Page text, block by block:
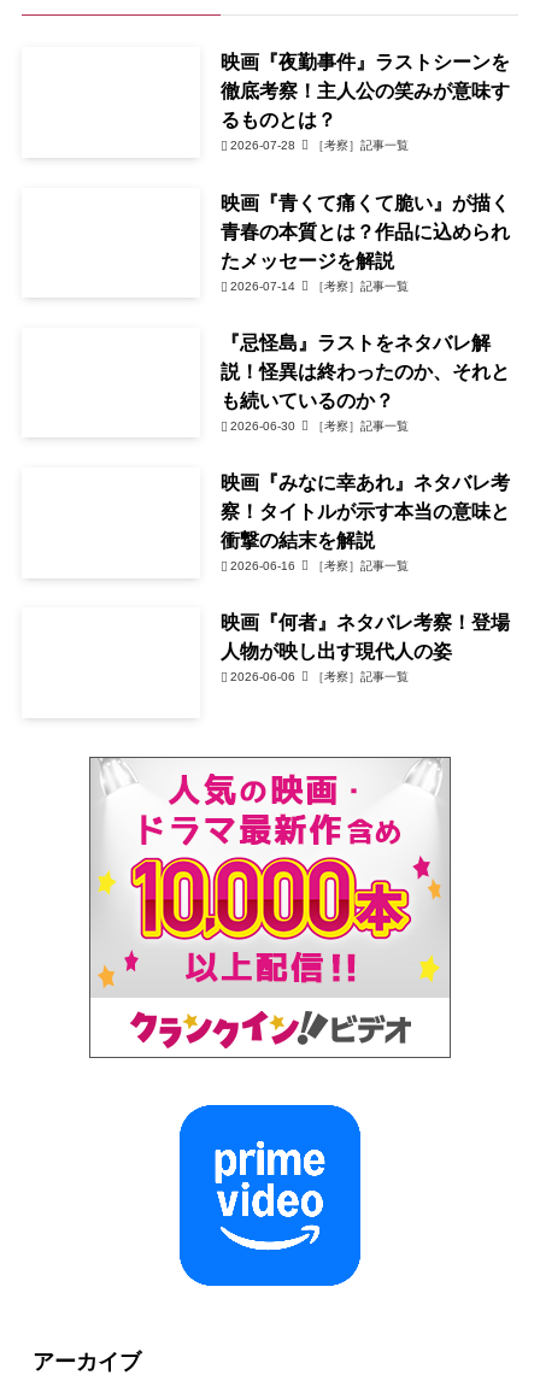
映画『夜勤事件』ラストシーンを
徹底考察！主人公の笑みが意味す
るものとは？
2026-07-28 ［考察］記事一覧
映画『青くて痛くて脆い』が描く
青春の本質とは？作品に込められ
たメッセージを解説
2026-07-14 ［考察］記事一覧
『忌怪島』ラストをネタバレ解
説！怪異は終わったのか、それと
も続いているのか？
2026-06-30 ［考察］記事一覧
映画『みなに幸あれ』ネタバレ考
察！タイトルが示す本当の意味と
衝撃の結末を解説
2026-06-16 ［考察］記事一覧
映画『何者』ネタバレ考察！登場
人物が映し出す現代人の姿
2026-06-06 ［考察］記事一覧
アーカイブ